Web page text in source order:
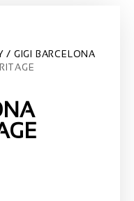
GIGI BARCELONA